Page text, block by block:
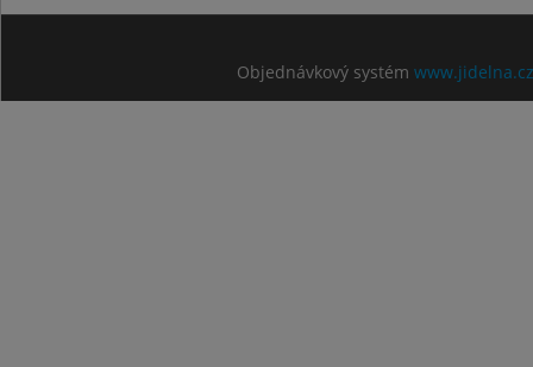
Objednávkový systém www.jidelna.cz